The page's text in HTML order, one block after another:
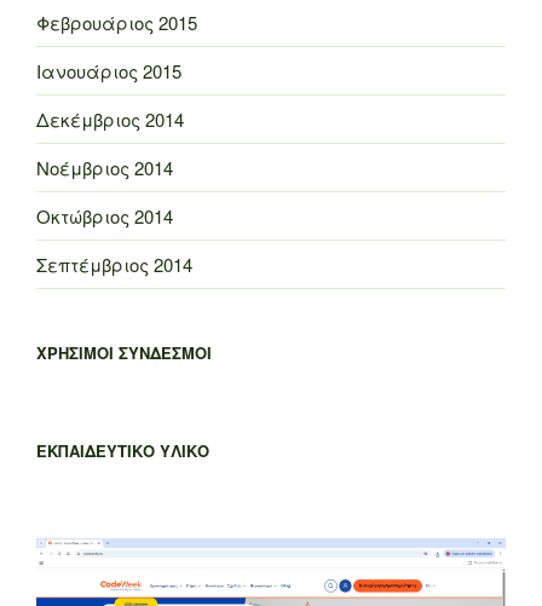
Φεβρουάριος 2015
Ιανουάριος 2015
Δεκέμβριος 2014
Νοέμβριος 2014
Οκτώβριος 2014
Σεπτέμβριος 2014
ΧΡΗΣΙΜΟΙ ΣΥΝΔΕΣΜΟΙ
ΕΚΠΑΙΔΕΥΤΙΚΟ ΥΛΙΚΟ